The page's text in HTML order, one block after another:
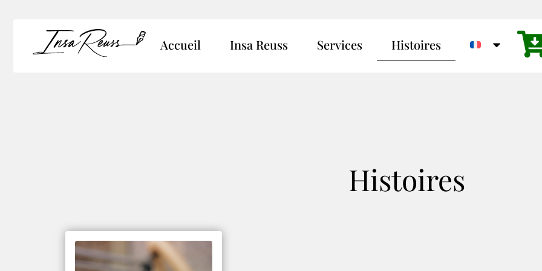
Accueil Insa Reuss Services Histoires
Histoires